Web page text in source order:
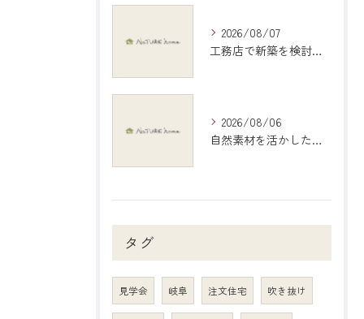
2026/08/07
工務店で新築を検討する際の岐阜県大垣市で後悔しない選び方と比較ポイント
2026/08/06
自然素材を活かしたインテリアで愛知県稲沢市の暮らしを心地よくする選び方ガイド
タグ
見学会 岐阜 注文住宅 吹き抜け